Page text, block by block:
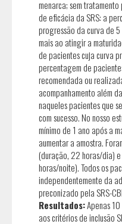
menarca; sem
de eficácia da SRS: a
progressão da curva de
mais ao atingir a
de pacientes cuja curva
percentagem de
recomendada ou
acompanhamento além
naqueles pacientes que
com sucesso. No nosso
mínimo de 1 ano após a
aumentar a amostra.
(duração, 22 horas/dia)
horas/noite). Todos os
independentemente da
preconizado pela SRS-
Resultados:Apenas
aos critérios de inclusão